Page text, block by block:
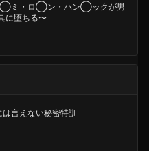
◯ミ・ロ◯ン・ハン◯ックが男
に堕ちる〜
言えない秘密特訓